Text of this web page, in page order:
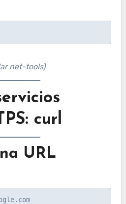
net-tools)
curl
URL
curl -I https://google.com